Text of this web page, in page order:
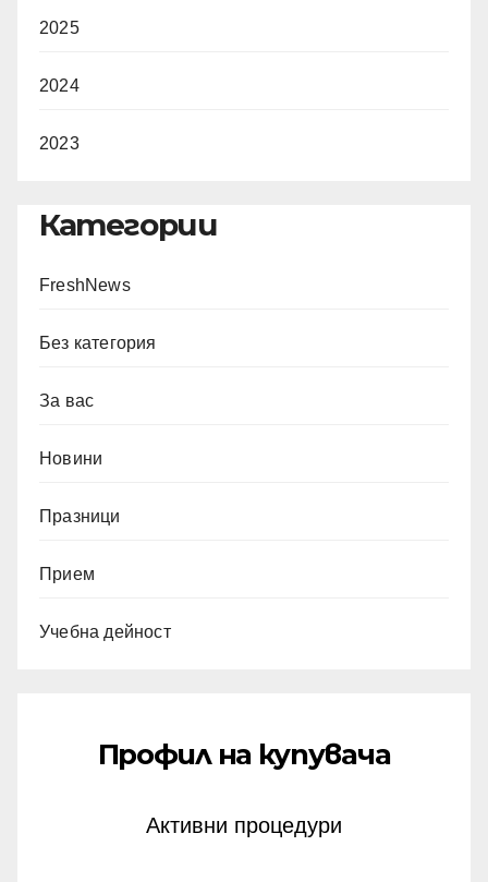
2025
2024
2023
Категории
FreshNews
Без категория
За вас
Новини
Празници
Прием
Учебна дейност
Профил на купувача
Активни процедури